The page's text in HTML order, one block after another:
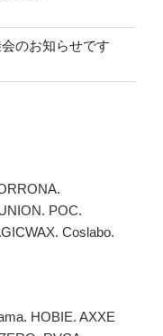
のお知らせです
POC.
Coslabo.
HOBIE. AXXE